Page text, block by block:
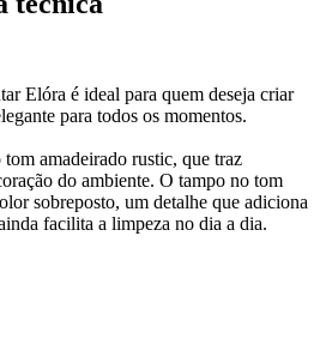
Elóra é ideal para quem deseja criar
para todos os momentos.
amadeirado rustic, que traz
do ambiente. O tampo no tom
sobreposto, um detalhe que adiciona
facilita a limpeza no dia a dia.